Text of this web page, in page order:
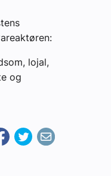
lojal,
og